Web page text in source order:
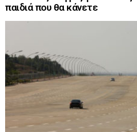
παιδιά που θα κάνετε